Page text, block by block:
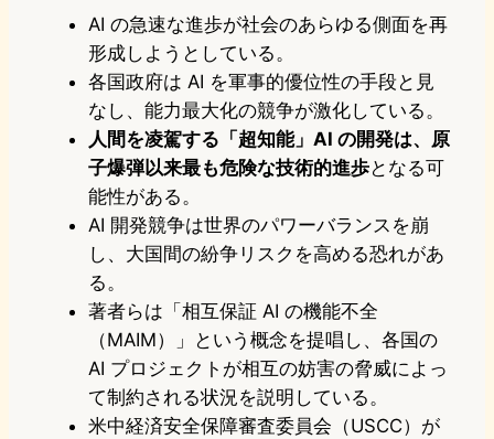
AI の急速な進歩が社会のあらゆる側面を再
形成しようとしている。
各国政府は AI を軍事的優位性の手段と見
なし、能力最大化の競争が激化している。
人間を凌駕する「超知能」AI の開発は、原
子爆弾以来最も危険な技術的進歩となる可
能性がある。
AI 開発競争は世界のパワーバランスを崩
し、大国間の紛争リスクを高める恐れがあ
る。
著者らは「相互保証 AI の機能不全
（MAIM）」という概念を提唱し、各国の
AI プロジェクトが相互の妨害の脅威によっ
て制約される状況を説明している。
米中経済安全保障審査委員会（USCC）が